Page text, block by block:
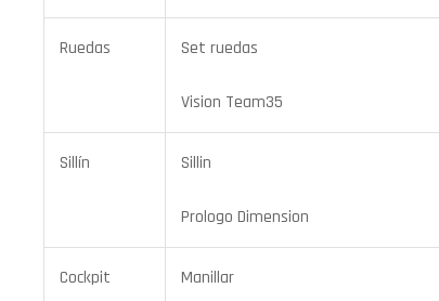
Ruedas Set ruedas
Vision Team35
Sillín Sillin
Prologo Dimension
Cockpit Manillar